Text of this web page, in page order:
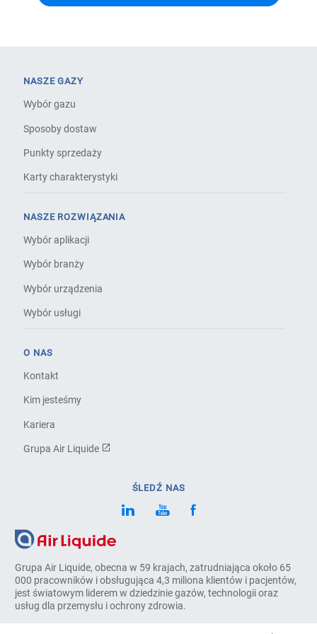
Grupa Air Liquide, obecna w 59 krajach, zatrudniająca około 65
000 pracowników i obsługująca 4,3 miliona klientów i pacjentów,
jest światowym liderem w dziedzinie gazów, technologii oraz
usług dla przemysłu i ochrony zdrowia.
NASZE GAZY
Wybór gazu
Sposoby dostaw
Punkty sprzedaży
Karty charakterystyki
NASZE ROZWIĄZANIA
Wybór aplikacji
Wybór branży
Wybór urządzenia
Wybór usługi
O NAS
Kontakt
Kim jesteśmy
Kariera
Grupa Air Liquide
ŚLEDŹ NAS